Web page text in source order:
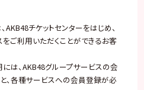
チケットセンターをはじめ、
ご利用いただくことができるお客
は、AKB48グループサービスの会
と、各種サービスへの会員登録が必